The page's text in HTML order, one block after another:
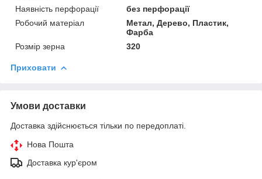
Наявність перфорації
без перфорації
Робочий матеріал
Метал, Дерево, Пластик,
Фарба
Розмір зерна
320
Приховати
Умови доставки
Доставка здійснюється тільки по передоплаті.
Нова Пошта
Доставка кур'єром